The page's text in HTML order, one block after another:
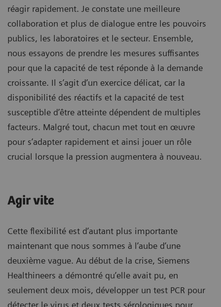
réagir rapidement. Je constate une meilleure
collaboration et plus de dialogue entre les pouvoirs
publics, les laboratoires et le secteur. Ensemble,
nous essayons de prendre les mesures suffisantes
pour que la capacité de test réponde à la demande
croissante. Il s’agit d’un exercice délicat, car la
disponibilité des réactifs et la capacité de test
susceptible d’être atteinte dépendent de multiples
facteurs. Malgré tout, chacun met tout en œuvre
pour s’adapter rapidement et ainsi jouer un rôle
crucial lorsque la pression augmentera à nouveau.
Agir vite
Cette flexibilité est d’autant plus importante
maintenant que nous sommes à l’aube d’une
deuxième vague. Au début de la crise, Siemens
Healthineers a démontré qu’elle avait pu, en
seulement deux mois, développer un test PCR pour
détecter le virus et deux tests sérologiques pour